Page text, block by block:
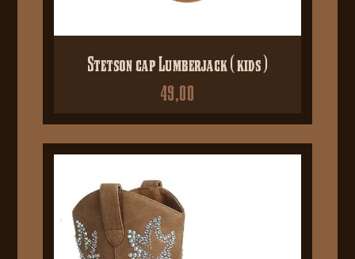
Stetson cap Lumberjack ( kids )
49,00